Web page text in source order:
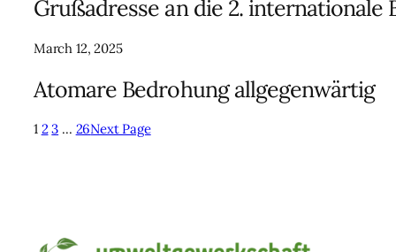
Grußadresse an die 2.
March 12, 2025
Atomare Bedrohung allgegenwärtig
1 2 3 … 26Next Page